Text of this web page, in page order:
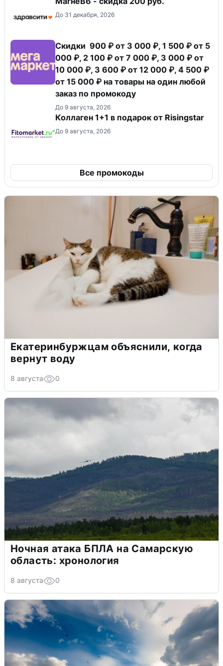
До 31 декабря, 2026
Скидки 900 ₽ от 3 000 ₽, 1 500 ₽ от 5
000 ₽, 2 100 ₽ от 7 000 ₽, 3 000 ₽ от
10 000 ₽, 3 600 ₽ от 12 000 ₽, 4 500 ₽
от 15 000 ₽ на товары на один любой
заказ по промокоду
До 9 августа, 2026
Коллаген 1+1 в подарок от Risingstar
До 9 августа, 2026
Все промокоды
Екатеринбуржцам объяснили, когда
вернут воду
8 августа 0
Ночная атака БПЛА на Самарскую
область: хронология
8 августа 0